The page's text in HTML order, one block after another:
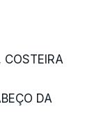
COSTEIRA
DA